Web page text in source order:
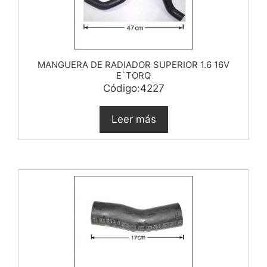
MANGUERA DE RADIADOR SUPERIOR 1.6 16V
E`TORQ
Código:4227
Leer más